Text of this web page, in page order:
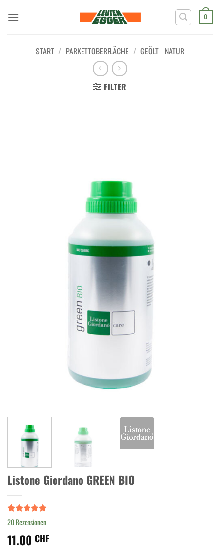
Inhalt
0
START / PARKETTOBERFLÄCHE / GEÖLT - NATUR
FILTER
Listone Giordano GREEN BIO
Bewertet
mit4.90
von 5,
basierend
20
20Rezensionen
11.00 CHF